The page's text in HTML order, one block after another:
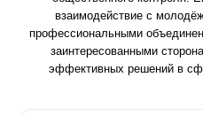
взаимодействие с
профессиональными
заинтересованными
эффективных решений в